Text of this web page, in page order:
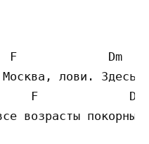
F             Dm
лови. Здесь
F             Dm
возрасты